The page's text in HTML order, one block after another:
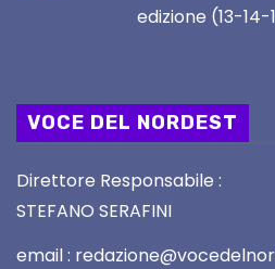
edizione (13-
VOCE DEL NORDEST
Direttore Responsabile :
STEFANO SERAFINI
email :